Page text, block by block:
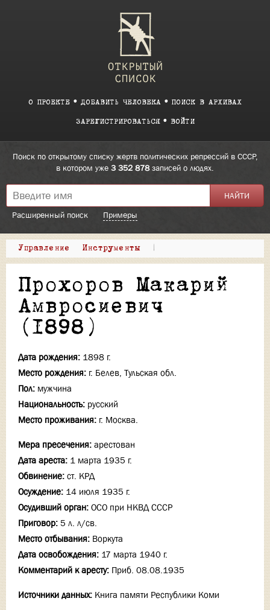
О ПРОЕКТЕ ДОБАВИТЬ ЧЕЛОВЕКА ПОИСК В АРХИВАХ
ЗАРЕГИСТРИРОВАТЬСЯ ВОЙТИ
Поиск по открытому списку жертв политических репрессий в СССР,
в котором уже 3 352 878записей о людях.
Расширенный поиск Примеры
Управление Инструменты |
Прохоров Макарий
Амвросиевич
(1898)
Дата рождения: 1898 г.
Место рождения: г. Белев, Тульская обл.
Пол: мужчина
Национальность: русский
Место проживания: г. Москва.
Мера пресечения: арестован
Дата ареста: 1 марта 1935 г.
Обвинение: ст. КРД
Осуждение: 14 июля 1935 г.
Осудивший орган: ОСО при НКВД СССР
Приговор: 5 л. л/св.
Место отбывания: Воркута
Дата освобождения: 17 марта 1940 г.
Комментарий к аресту: Приб. 08.08.1935
Источники данных: Книга памяти Республики Коми